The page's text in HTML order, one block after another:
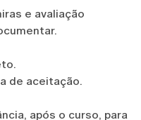
e avaliação
de aceitação.
após o curso, para